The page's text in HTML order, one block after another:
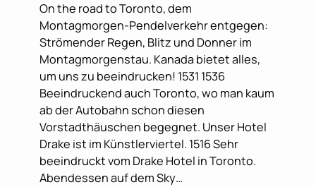
On the road to Toronto, dem
Montagmorgen-Pendelverkehr entgegen:
Strömender Regen, Blitz und Donner im
Montagmorgenstau. Kanada bietet alles,
um uns zu beeindrucken! 1531 1536
Beeindruckend auch Toronto, wo man kaum
ab der Autobahn schon diesen
Vorstadthäuschen begegnet. Unser Hotel
Drake ist im Künstlerviertel. 1516 Sehr
beeindruckt vom Drake Hotel in Toronto.
Abendessen auf dem Sky…